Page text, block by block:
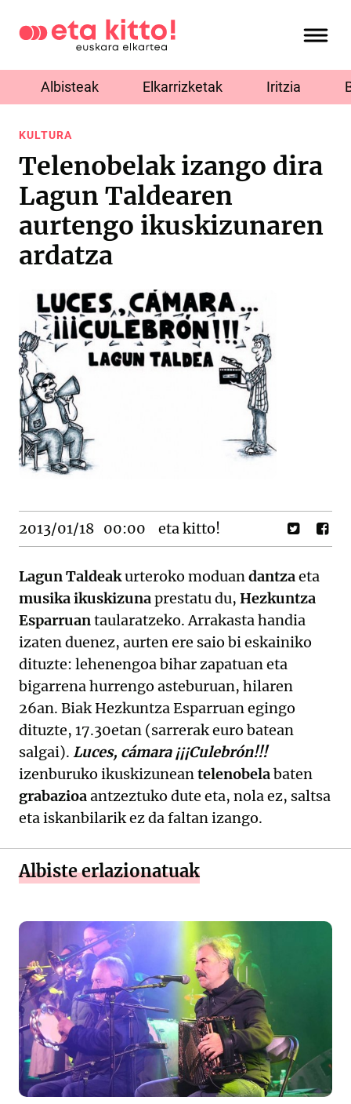
Albisteak Elkarrizketak Iritzia
KULTURA
Telenobelak izango dira
Lagun Taldearen
aurtengo ikuskizunaren
ardatza
2013/01/18 00:00 eta kitto!
Lagun Taldeakurteroko moduandantzaeta
musika ikuskizunaprestatu du, Hezkuntza
Esparruantaularatzeko. Arrakasta handia
izaten duenez, aurten ere saio bi eskainiko
dituzte: lehenengoa bihar zapatuan eta
bigarrena hurrengo asteburuan, hilaren
26an. Biak Hezkuntza Esparruan egingo
dituzte, 17.30etan (sarrerak euro batean
salgai). Luces, cámara ¡¡¡Culebrón!!!
izenburuko ikuskizuneantelenobelabaten
grabazioaantzeztuko dute eta, nola ez, saltsa
eta iskanbilarik ez da faltan izango.
Albiste erlazionatuak